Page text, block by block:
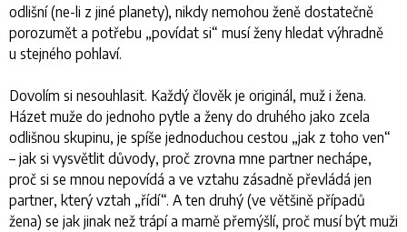
odlišní (ne-li z jiné planety), nikdy nemohou ženě dostatečně
porozumět a potřebu „povídat si“ musí ženy hledat výhradně
u stejného pohlaví.
Dovolím si nesouhlasit. Každý člověk je originál, muž i žena.
Házet muže do jednoho pytle a ženy do druhého jako zcela
odlišnou skupinu, je spíše jednoduchou cestou „jak z toho ven“
– jak si vysvětlit důvody, proč zrovna mne partner nechápe,
proč si se mnou nepovídá a ve vztahu zásadně převládá jen
partner, který vztah „řídí“. A ten druhý (ve většině případů
žena) se jak jinak než trápí a marně přemýšlí, proč musí být muži